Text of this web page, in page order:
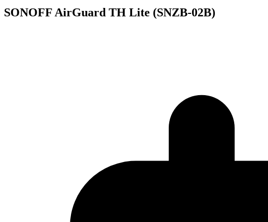
SONOFF AirGuard TH Lite (SNZB-02B)